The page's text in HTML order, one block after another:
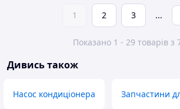
1 2 3 ...
Показано 1 - 29 товарів з
Дивись також
Насос кондиціонера Запчастини